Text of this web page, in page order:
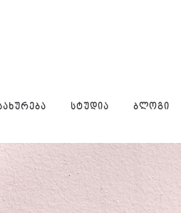
ᲡᲢᲣᲓᲘᲐ ᲑᲚᲝᲒᲘ